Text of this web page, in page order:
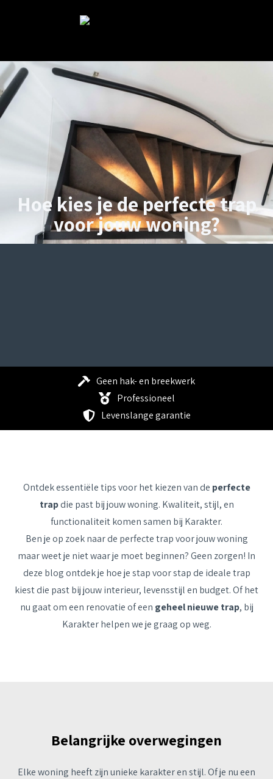
Hoe kies je de perfecte trap
voor jouw woning?
Geen hak- en breekwerk
Professioneel
Levenslange garantie
Ontdek essentiële tips voor het kiezen van de perfecte
trapdie past bij jouw woning. Kwaliteit, stijl, en
functionaliteit komen samen bij Karakter.
Ben je op zoek naar de perfecte trap voor jouw woning
maar weet je niet waar je moet beginnen? Geen zorgen! In
deze blog ontdek je hoe je stap voor stap de ideale trap
kiest die past bij jouw interieur, levensstijl en budget. Of het
nu gaat om een renovatie of een geheel nieuwe trap, bij
Karakter helpen we je graag op weg.
Belangrijke overwegingen
Elke woning heeft zijn unieke karakter en stijl. Of je nu een